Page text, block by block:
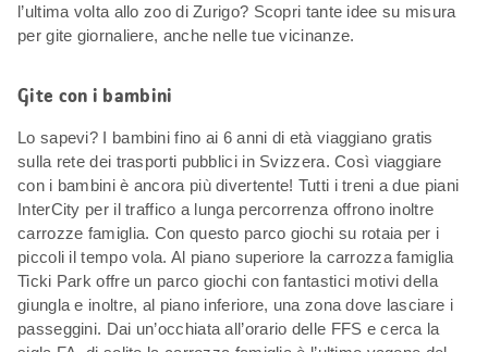
l’ultima volta allo zoo di Zurigo? Scopri tante idee su misura
per gite giornaliere, anche nelle tue vicinanze.
Gite con i bambini
Lo sapevi? I bambini fino ai 6 anni di età viaggiano gratis
sulla rete dei trasporti pubblici in Svizzera. Così viaggiare
con i bambini è ancora più divertente! Tutti i treni a due piani
InterCity per il traffico a lunga percorrenza offrono inoltre
carrozze famiglia. Con questo parco giochi su rotaia per i
piccoli il tempo vola. Al piano superiore la carrozza famiglia
Ticki Park offre un parco giochi con fantastici motivi della
giungla e inoltre, al piano inferiore, una zona dove lasciare i
passeggini. Dai un’occhiata all’orario delle FFS e cerca la